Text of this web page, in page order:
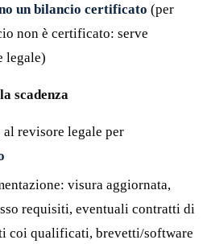
un bilancio certificato (per
non è certificato: serve
legale)
scadenza
revisore legale per
visura aggiornata,
requisiti, eventuali contratti di
coi qualificati, brevetti/software